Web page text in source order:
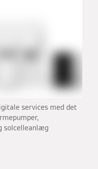
services med det
solcelleanlæg